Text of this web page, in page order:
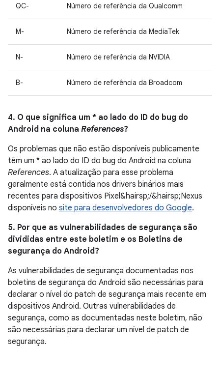
QC- Número de referência da Qualcomm
M- Número de referência da MediaTek
N- Número de referência da NVIDIA
B- Número de referência da Broadcom
4. O que significa um * ao lado do ID do bug do
Android na coluna References?
Os problemas que não estão disponíveis publicamente
têm um * ao lado do ID do bug do Android na coluna
References. A atualização para esse problema
geralmente está contida nos drivers binários mais
recentes para dispositivos Pixel&hairsp;/&hairsp;Nexus
disponíveis no site para desenvolvedores do Google.
5. Por que as vulnerabilidades de segurança são
divididas entre este boletim e os Boletins de
segurança do Android?
As vulnerabilidades de segurança documentadas nos
boletins de segurança do Android são necessárias para
declarar o nível do patch de segurança mais recente em
dispositivos Android. Outras vulnerabilidades de
segurança, como as documentadas neste boletim, não
são necessárias para declarar um nível de patch de
segurança.